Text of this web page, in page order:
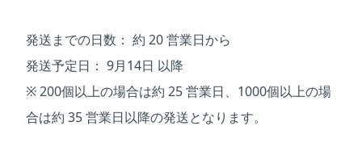
発送までの日数： 約 20 営業日から
発送予定日： 9月14日 以降
※ 200個以上の場合は約 25 営業日、1000個以上の場
合は約 35 営業日以降の発送となります。